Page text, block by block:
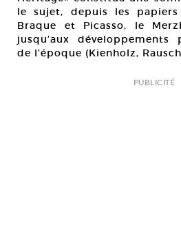
le sujet, depuis les
Braque et Picasso, le
jusqu’aux développements
de l’époque (Kienholz,
PUBLICITÉ